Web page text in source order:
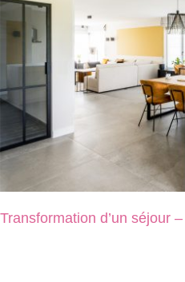
Transformation d’un séjour